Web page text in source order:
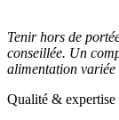
Tenir hors de
conseillée. Un
alimentation variée
Qualité & expertise